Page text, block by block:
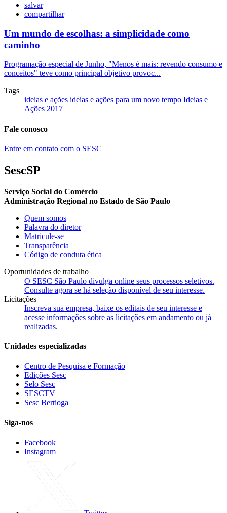
salvar
compartilhar
Um mundo de escolhas: a simplicidade como
caminho
Programação especial de Junho, "Menos é mais: revendo consumo e
conceitos" teve como principal objetivo provoc...
Tags
ideias e ações ideias e ações para um novo tempo Ideias e
Ações 2017
Fale conosco
Entre em contato com o SESC
SescSP
Serviço Social do Comércio
Administração Regional no Estado de São Paulo
Quem somos
Palavra do diretor
Matricule-se
Transparência
Código de conduta ética
Oportunidades de trabalho
O SESC São Paulo divulga online seus processos seletivos.
Consulte agora se há seleção disponível de seu interesse.
Licitações
Inscreva sua empresa, baixe os editais de seu interesse e
acesse informações sobre as licitações em andamento ou já
realizadas.
Unidades especializadas
Centro de Pesquisa e Formação
Edições Sesc
Selo Sesc
SESCTV
Sesc Bertioga
Siga-nos
Facebook
Instagram